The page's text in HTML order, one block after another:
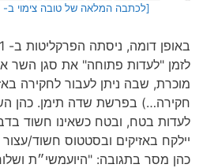
[לכתבה המלאה של טובה צימוי ב- YNET, לחצו כאן]
לזמן "לעדות פתוחה" את סגן השר
מוכרת, שבה ניתן לעבור לחקירה
חקירה…) בפרשת שדה תימן. כהן
לעדות בטח, ובטח כשאינו חשוד
יילקח באזיקים ובסטטוס חשוד/
כהן מסר בתגובה: "היועמשי״ת